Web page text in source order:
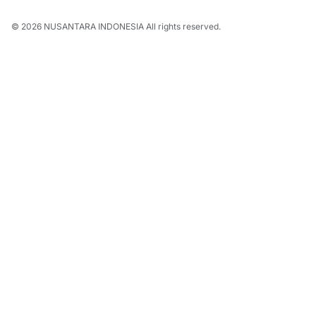
© 2026 NUSANTARA INDONESIA All rights reserved.